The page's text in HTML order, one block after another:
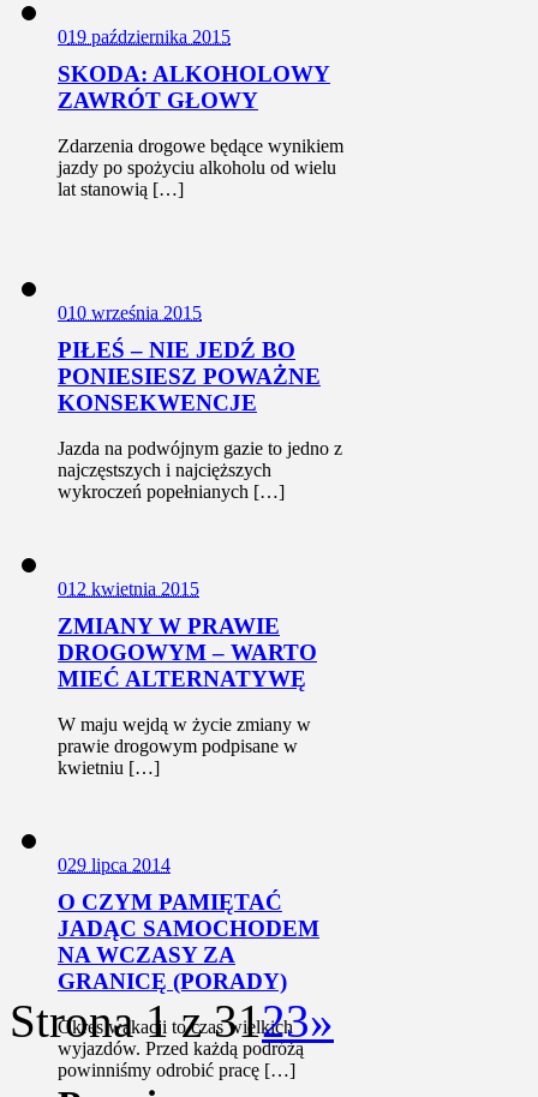
019 października 2015
SKODA: ALKOHOLOWY
ZAWRÓT GŁOWY
Zdarzenia drogowe będące wynikiem
jazdy po spożyciu alkoholu od wielu
lat stanowią […]
010 września 2015
PIŁEŚ – NIE JEDŹ BO
PONIESIESZ POWAŻNE
KONSEKWENCJE
Jazda na podwójnym gazie to jedno z
najczęstszych i najcięższych
wykroczeń popełnianych […]
012 kwietnia 2015
ZMIANY W PRAWIE
DROGOWYM – WARTO
MIEĆ ALTERNATYWĘ
W maju wejdą w życie zmiany w
prawie drogowym podpisane w
kwietniu […]
029 lipca 2014
O CZYM PAMIĘTAĆ
JADĄC SAMOCHODEM
NA WCZASY ZA
GRANICĘ (PORADY)
Okres wakacji to czas wielkich
wyjazdów. Przed każdą podróżą
powinniśmy odrobić pracę […]
Strona 1 z 3123»